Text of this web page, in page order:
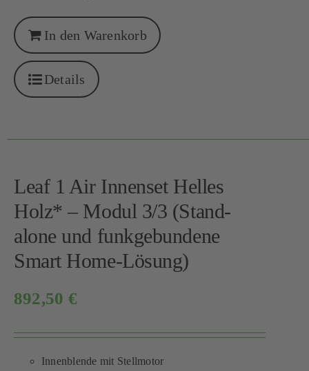
In den Warenkorb
Details
Leaf 1 Air Innenset Helles
Holz* – Modul 3/3 (Stand-
alone und funkgebundene
Smart Home-Lösung)
892,50 €
Innenblende mit Stellmotor